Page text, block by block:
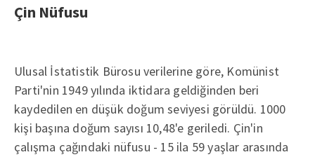
Çin Nüfusu
Ulusal İstatistik Bürosu verilerine göre, Komünist
Parti'nin 1949 yılında iktidara geldiğinden beri
kaydedilen en düşük doğum seviyesi görüldü. 1000
kişi başına doğum sayısı 10,48'e geriledi. Çin'in
çalışma çağındaki nüfusu - 15 ila 59 yaşlar arasında